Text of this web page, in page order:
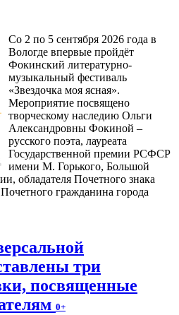
Со 2 по 5 сентября 2026 года в
Вологде впервые пройдёт
Фокинский литературно-
музыкальный фестиваль
«Звездочка моя ясная».
Мероприятие посвящено
творческому наследию Ольги
Александровны Фокиной –
русского поэта, лауреата
Государственной премии РСФСР
имени М. Горького, Большой
обладателя Почетного знака
гражданина города
три
посвященные
0+